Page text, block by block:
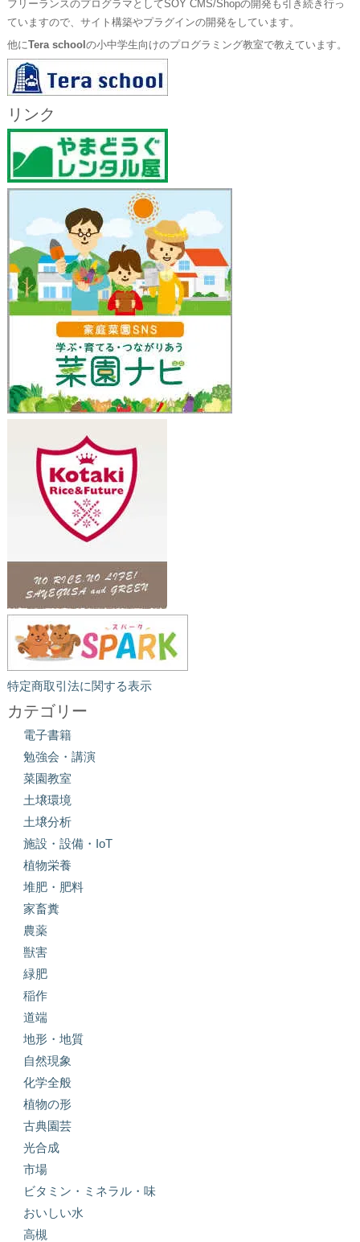
フリーランスのプログラマとしてSOY CMS/Shopの開発も引き続き行っ
ていますので、サイト構築やプラグインの開発をしています。
他にTera school の小中学生向けのプログラミング教室で教えています。
リンク
特定商取引法に関する表示
カテゴリー
電子書籍
勉強会・講演
菜園教室
土壌環境
土壌分析
施設・設備・IoT
植物栄養
堆肥・肥料
家畜糞
農薬
獣害
緑肥
稲作
道端
地形・地質
自然現象
化学全般
植物の形
古典園芸
光合成
市場
ビタミン・ミネラル・味
おいしい水
高槻